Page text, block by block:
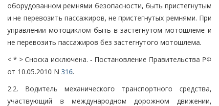
оборудованном ремнями безопасности, быть пристегнутым
и не перевозить пассажиров, не пристегнутых ремнями. При
управлении мотоциклом быть в застегнутом мотошлеме и
не перевозить пассажиров без застегнутого мотошлема.
< * > Сноска исключена. - Постановление Правительства РФ
от 10.05.2010 N 316.
2.2. Водитель механического транспортного средства,
участвующий в международном дорожном движении,